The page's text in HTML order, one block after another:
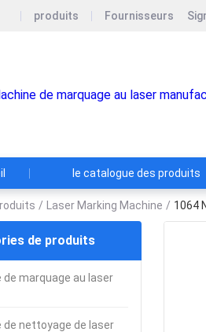
produits Fournisseurs
le catalogue des produits
/ Laser Marking Machine / 1064
de produits
de marquage au laser
de nettoyage de laser